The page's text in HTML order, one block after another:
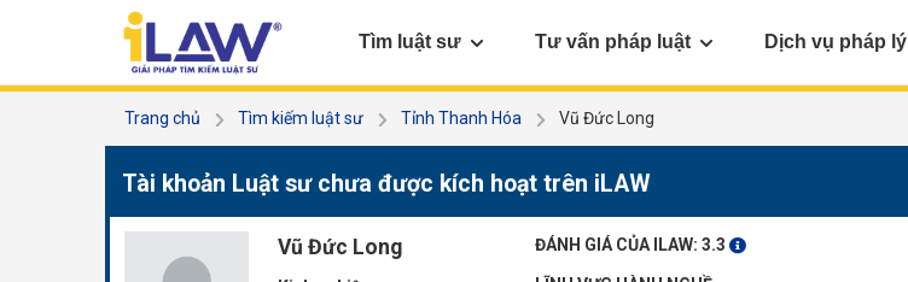
Tìm luật sư Tư vấn pháp luật Dịch vụ pháp lý
Trang chủ Tìm kiếm luật sư Tỉnh Thanh Hóa Vũ Đức Long
Tài khoản Luật sư chưa được kích hoạt trên iLAW
Vũ Đức Long ĐÁNH GIÁ CỦA ILAW: 3.3